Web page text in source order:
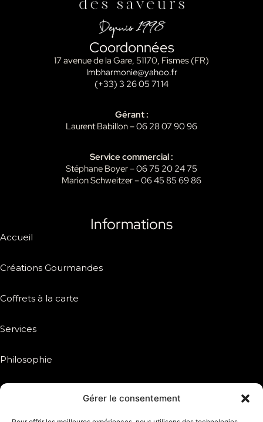
Gérer le consentement
Coordonnées
17 avenue de la Gare, 51170, Fismes (FR)
lmbharmonie@yahoo.fr
(+33) 3 26 05 71 14
Gérant :
Laurent Babillon –06 28 07 90 96
Service commercial :
Stéphane Boyer –06 75 20 24 75
Marion Schweitzer –06 45 85 69 86
Informations
Accueil
Créations Gourmandes
Coffrets à la carte
Services
Philosophie
Inspiration